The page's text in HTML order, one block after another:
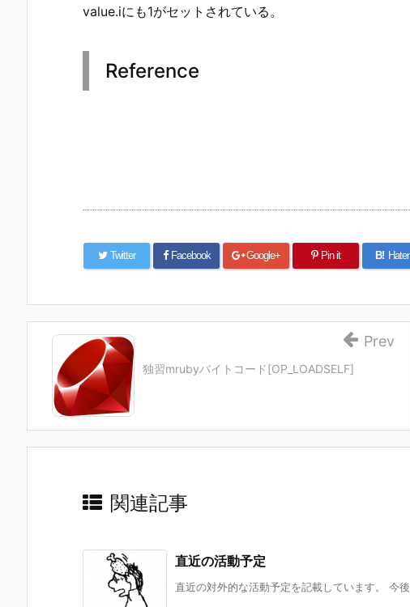
value.iにも1がセットされている。
Reference
Twitter Facebook Google+ Pin it B!
独習mrubyバイトコード[OP_LOADSELF]
Prev
関連記事
直近の活動予定
直近の対外的な活動予定を記載しています。 今